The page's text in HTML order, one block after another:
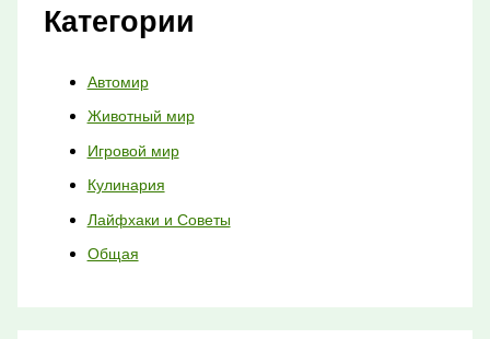
Категории
Автомир
Животный мир
Игровой мир
Кулинария
Лайфхаки и Советы
Общая